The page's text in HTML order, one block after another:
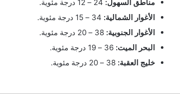
مناطق السهول:
الأغوار الشمالية:
الأغوار الجنوبية:
البحر الميت:
خليج العقبة: